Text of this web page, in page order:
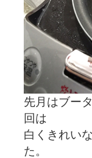
先月はブー
回は
白くきれい
た。